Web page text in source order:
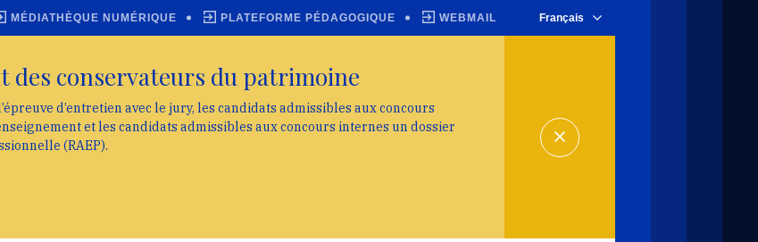
MÉDIATHÈQUE NUMÉRIQUE PLATEFORME PÉDAGOGIQUE WEBMAIL Français
des conservateurs du patrimoine
d’entretien avec le jury, les candidats admissibles aux concours
et les candidats admissibles aux concours internes un dossier
(RAEP).